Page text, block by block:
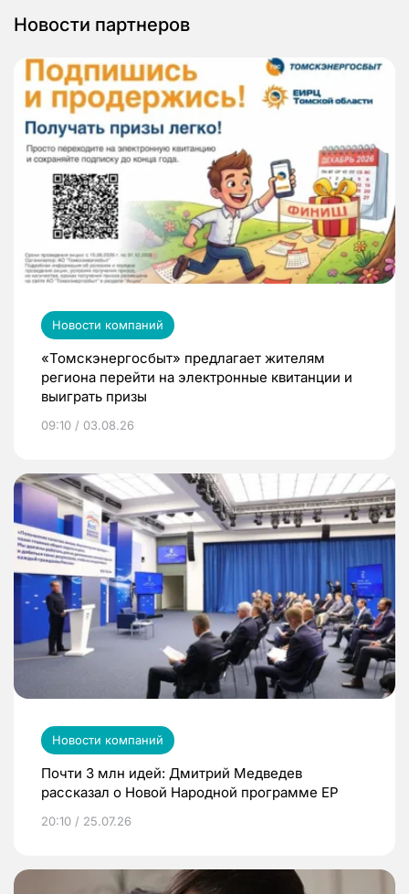
Новости партнеров
Новости компаний
«Томскэнергосбыт» предлагает жителям
региона перейти на электронные квитанции и
выиграть призы
09:10 / 03.08.26
Новости компаний
Почти 3 млн идей: Дмитрий Медведев
рассказал о Новой Народной программе ЕР
20:10 / 25.07.26